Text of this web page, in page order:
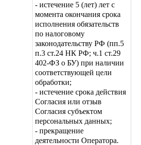
- истечение 5 (лет) лет с
момента окончания срока
исполнения обязательств
по налоговому
законодательству РФ (пп.5
п.3 ст.24 НК РФ; ч.1 ст.29
402-ФЗ о БУ) при наличии
соответствующей цели
обработки;
- истечение срока действия
Согласия или отзыв
Согласия субъектом
персональных данных;
- прекращение
деятельности Оператора.